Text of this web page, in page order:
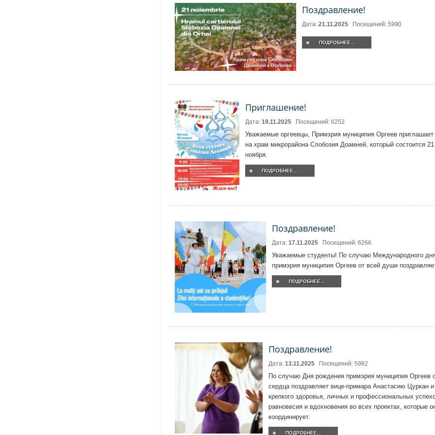
Поздравление!
Дата: 21.11.2025 Посещений: 5990
ПОДРОБНЕЕ...
Приглашение!
Дата: 19.11.2025 Посещений: 6252
Уважаемые оргеевцы, Примэрия муниципия Оргеев приглашает
на храм микрорайона Слобозия Доамней, который состоится 21
ноября.
ПОДРОБНЕЕ...
Поздравление!
Дата: 17.11.2025 Посещений: 6266
Уважаемые студенты! По случаю Международного
примэрия муниципия Оргеев от всей души
ПОДРОБНЕЕ...
Поздравление!
Дата:13.11.2025 Посещений: 5982
По случаю Дня рождения примэрия муниципия Оргеев
сердца поздравляет вице-примара Анастасию Цуркан
крепкого здоровья, личных и профессиональных
равновесия и вдохновения во всех проектах, которые
координирует.
ПОДРОБНЕЕ...